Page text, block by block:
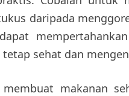
daripada
sehat dan
makanan